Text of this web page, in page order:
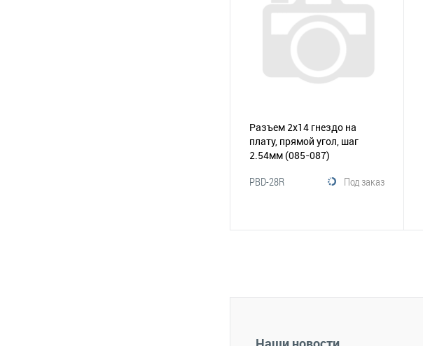
Разъем 2х14 гнездо на
плату, прямой угол, шаг
2.54мм (085-087)
Под заказ
PBD-28R